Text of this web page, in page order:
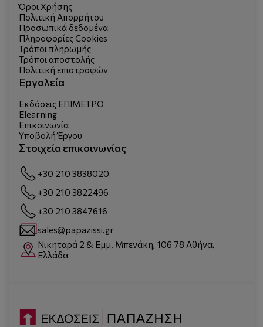
Όροι Χρήσης
Πολιτική Απορρήτου
Προσωπικά δεδομένα
Πληροφορίες Cookies
Τρόποι πληρωμής
Τρόποι αποστολής
Πολιτική επιστροφών
Εργαλεία
Εκδόσεις ΕΠΙΜΕΤΡΟ
Elearning
Επικοινωνία
Υποβολή Έργου
Στοιχεία επικοινωνίας
+30 210 3838020
+30 210 3822496
+30 210 3847616
sales@papazissi.gr
Νικηταρά 2 & Εμμ. Μπενάκη, 106 78 Αθήνα,
Ελλάδα